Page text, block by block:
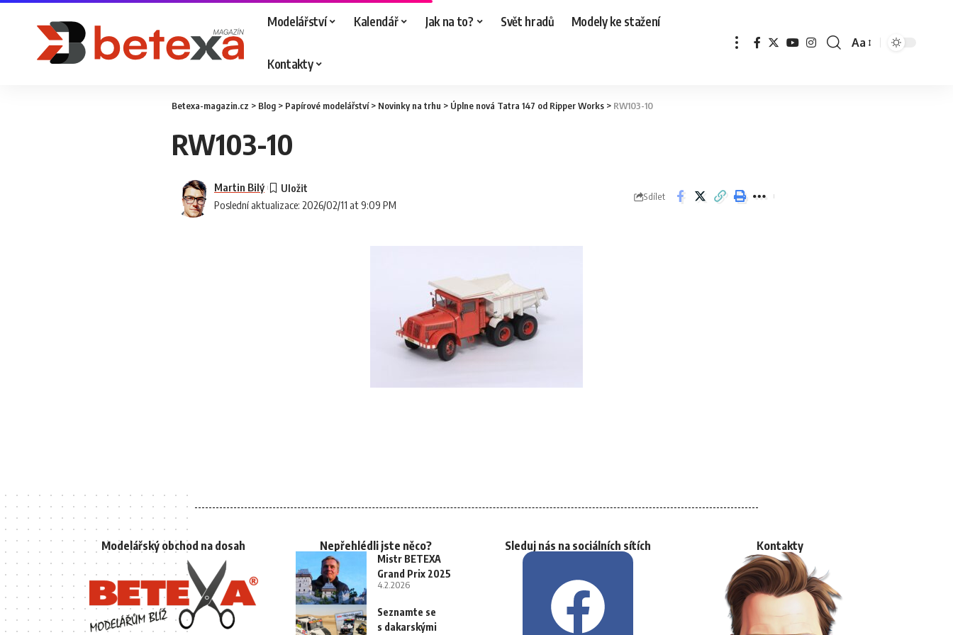
Modelářství Kalendář Jak na to? Svět hradů Modely ke stažení
Kontakty
Aa
Betexa-magazin.cz > Blog > Papírové modelářství> Novinky na trhu > Úplne nová Tatra 147 od Ripper Works > RW103-10
RW103-10
Poslední aktualizace: 2026/02/11 at 9:09 PM
Martin Bilý
Sdílet
Modelářský obchod na dosah Nepřehlédli jste něco?
Mistr BETEXA
Grand Prix 2025
4.2.2026
Seznamte se
s dakarskými
Sleduj nás na sociálních sítích Kontakty